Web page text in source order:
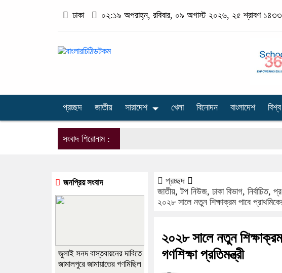
ঢাকা ০২:১৯ অপরাহ্ন, রবিবার, ০৯ অগাস্ট ২০২৬, ২৫ শ্রাবণ ১৪৩৩
প্রচ্ছদ জাতীয় সারাদেশ খেলা বিনোদন বাংলাদেশ বিশ্ব
সংবাদ শিরোনাম :
প্রচ্ছদ
জাতীয়,টপ নিউজ, ঢাকা বিভাগ, নির্বাচিত,
২০২৮ সালে নতুন শিক্ষাক্রম পাবে প্রাথমিকের
২০২৮ সালে নতুন শিক্ষাক্রম
গণশিক্ষা প্রতিমন্ত্রী
জনপ্রিয় সংবাদ
জুলাই সনদ বাস্তবায়নের দাবিতে
জামালপুরে জামায়াতের গণমিছিল